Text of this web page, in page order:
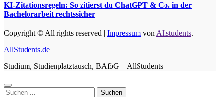
KI-Zitationsregeln: So zitierst du ChatGPT & Co. in der
Bachelorarbeit rechtssicher
Copyright © All rights reserved | Impressum von Allstudents.
AllStudents.de
Studium, Studienplatztausch, BAföG – AllStudents
Suchen